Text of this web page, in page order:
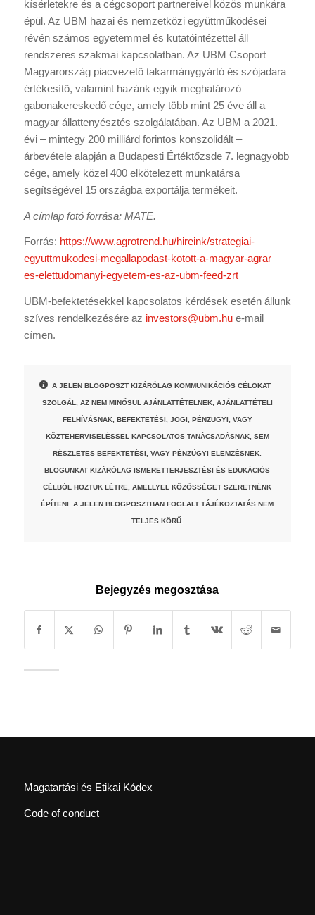
kísérletekre és a cégcsoport partnereivel közös munkára
épül. Az UBM hazai és nemzetközi együttműködései
révén számos egyetemmel és kutatóintézettel áll
rendszeres szakmai kapcsolatban. Az UBM Csoport
Magyarország piacvezető takarmánygyártó és szójadara
értékesítő, valamint hazánk egyik meghatározó
gabonakereskedő cége, amely több mint 25 éve áll a
magyar állattenyésztés szolgálatában. Az UBM a 2021.
évi – mintegy 200 milliárd forintos konszolidált –
árbevétele alapján a Budapesti Értéktőzsde 7. legnagyobb
cége, amely közel 400 elkötelezett munkatársa
segítségével 15 országba exportálja termékeit.
A címlap fotó forrása: MATE.
Forrás: https://www.agrotrend.hu/hireink/strategiai-
egyuttmukodesi-megallapodast-kotott-a-magyar-agrar–
es-elettudomanyi-egyetem-es-az-ubm-feed-zrt
UBM-befektetésekkel kapcsolatos kérdések esetén állunk
szíves rendelkezésére az investors@ubm.hue-mail
címen.
A JELEN BLOGPOSZT KIZÁRÓLAG KOMMUNIKÁCIÓS CÉLOKAT
SZOLGÁL, AZ NEM MINŐSÜL AJÁNLATTÉTELNEK, AJÁNLATTÉTELI
FELHÍVÁSNAK, BEFEKTETÉSI, JOGI, PÉNZÜGYI, VAGY
KÖZTEHERVISELÉSSEL KAPCSOLATOS TANÁCSADÁSNAK, SEM
RÉSZLETES BEFEKTETÉSI, VAGY PÉNZÜGYI ELEMZÉSNEK.
BLOGUNKAT KIZÁRÓLAG ISMERETTERJESZTÉSI ÉS EDUKÁCIÓS
CÉLBÓL HOZTUK LÉTRE, AMELLYEL KÖZÖSSÉGET SZERETNÉNK
ÉPÍTENI. A JELEN BLOGPOSZTBAN FOGLALT TÁJÉKOZTATÁS NEM
TELJES KÖRŰ.
Bejegyzés megosztása
Magatartási és Etikai Kódex
Code of conduct